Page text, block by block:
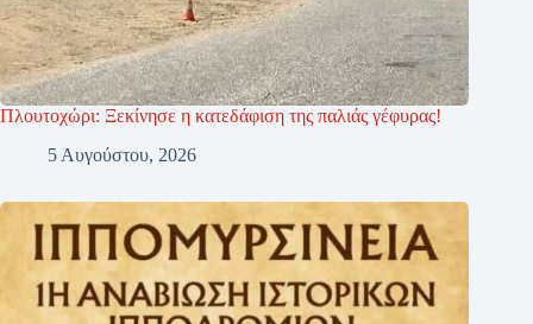
Πλουτοχώρι: Ξεκίνησε η κατεδάφιση της παλιάς γέφυρας!
5 Αυγούστου, 2026